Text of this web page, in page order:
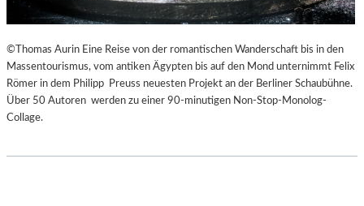
©Thomas Aurin Eine Reise von der romantischen Wanderschaft bis in den
Massentourismus, vom antiken Ägypten bis auf den Mond unternimmt Felix
Römer in dem Philipp Preuss neuesten Projekt an der Berliner Schaubühne.
Über 50 Autoren werden zu einer 90-minutigen Non-Stop-Monolog-
Collage.